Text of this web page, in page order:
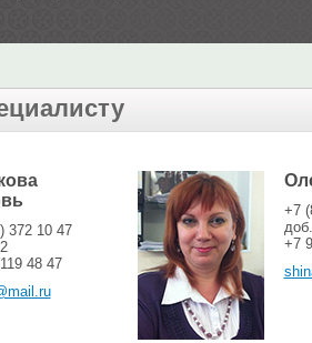
372 10 47
48 47
+7
+7